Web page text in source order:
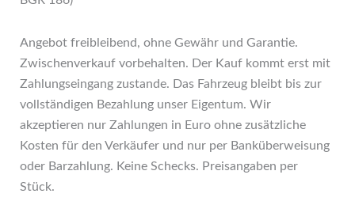
Angebot freibleibend, ohne Gewähr und Garantie.
Zwischenverkauf vorbehalten. Der Kauf kommt erst mit
Zahlungseingang zustande. Das Fahrzeug bleibt bis zur
vollständigen Bezahlung unser Eigentum. Wir
akzeptieren nur Zahlungen in Euro ohne zusätzliche
Kosten für den Verkäufer und nur per Banküberweisung
oder Barzahlung. Keine Schecks. Preisangaben per
Stück.